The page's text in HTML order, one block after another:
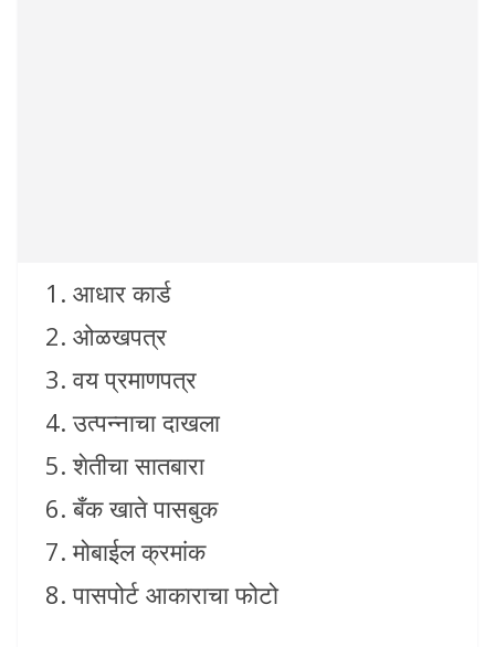
आधार कार्ड
ओळखपत्र
वय प्रमाणपत्र
उत्पन्नाचा दाखला
शेतीचा सातबारा
बँक खाते पासबुक
मोबाईल क्रमांक
पासपोर्ट आकाराचा फोटो